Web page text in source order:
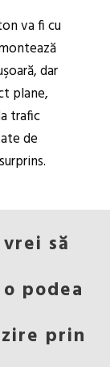
va fi cu
dar
plane,
trafic
de
să
podea
prin